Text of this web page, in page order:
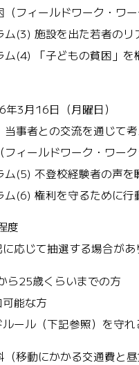
フィールドワーク・ワー
(3) 施設を出た若者のリ
(4) 「子どもの貧困」を
3月16日（月曜日）
事者との交流を通じて
ィールドワーク・ワーク
(5) 不登校経験者の声を
(6) 権利を守るために行
度
応じて抽選する場合があ
ら25歳くらいまでの方
能な方
ール（下記参照）を守れ
（移動にかかる交通費と